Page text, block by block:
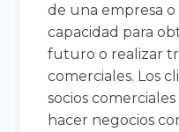
de una empresa
capacidad para
futuro o realizar
comerciales. Los
socios
hacer negocios